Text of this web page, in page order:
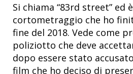
Si chiama “83rd street” ed
cortometraggio che ho
fine del 2018. Vede come
poliziotto che deve
dopo essere stato
film che ho deciso di